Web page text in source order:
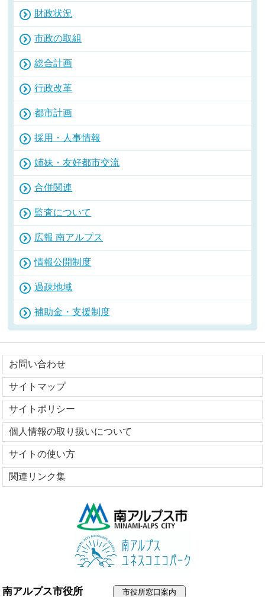
財政状況
市政の取組
総合計画
行政改革
都市計画
採用・人事情報
姉妹・友好都市交流
合併関連
監査について
広報 南アルプス
情報公開制度
過疎地域
補助金・支援制度
お問い合わせ
サイトマップ
サイトポリシー
個人情報の取り扱いについて
サイトの使い方
関連リンク集
南アルプス市役所 市役所窓口案内